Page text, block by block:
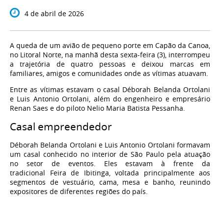
4 de abril de 2026
A queda de um avião de pequeno porte em Capão da Canoa,
no Litoral Norte, na manhã desta sexta-feira (3), interrompeu
a trajetória de quatro pessoas e deixou marcas em
familiares, amigos e comunidades onde as vítimas atuavam.
Entre as vítimas estavam o casal Déborah Belanda Ortolani
e Luis Antonio Ortolani, além do engenheiro e empresário
Renan Saes e do piloto Nelio Maria Batista Pessanha.
Casal empreendedor
Déborah Belanda Ortolani e Luis Antonio Ortolani formavam
um casal conhecido no interior de São Paulo pela atuação
no setor de eventos. Eles estavam à frente da
tradicional Feira de Ibitinga, voltada principalmente aos
segmentos de vestuário, cama, mesa e banho, reunindo
expositores de diferentes regiões do país.